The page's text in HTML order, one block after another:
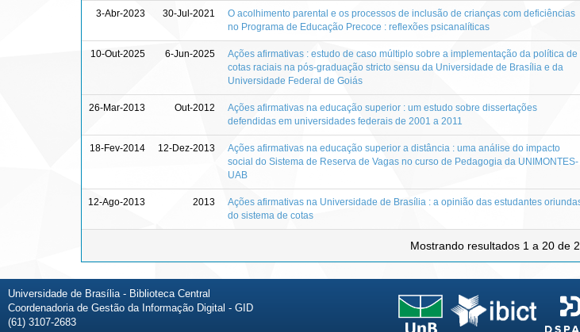
3-Abr-2023 30-Jul-2021
O acolhimento parental e os processos de inclusão de crianças com deficiências
no Programa de Educação Precoce : reflexões psicanalíticas
10-Out-2025 6-Jun-2025
Ações afirmativas : estudo de caso múltiplo sobre a implementação da política de
cotas raciais na pós-graduação stricto sensu da Universidade de Brasília e da
Universidade Federal de Goiás
26-Mar-2013 Out-2012
Ações afirmativas na educação superior : um estudo sobre dissertações
defendidas em universidades federais de 2001 a 2011
18-Fev-2014 12-Dez-2013
Ações afirmativas na educação superior a distância : uma análise do impacto
social do Sistema de Reserva de Vagas no curso de Pedagogia da UNIMONTES-
UAB
12-Ago-2013 2013
Ações afirmativas na Universidade de Brasília : a opinião das estudantes
do sistema de cotas
Mostrando resultados 1 a 20 de
Universidade de Brasília - Biblioteca Central
Coordenadoria de Gestão da Informação Digital - GID
(61) 3107-2683